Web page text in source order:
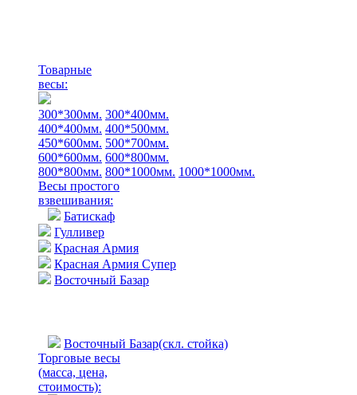
Товарные
весы:
300*300мм. 300*400мм.
400*400мм. 400*500мм.
450*600мм. 500*700мм.
600*600мм. 600*800мм.
800*800мм. 800*1000мм. 1000*1000мм.
Весы простого
взвешивания:
Батискаф
Гулливер
Красная Армия
Красная Армия Супер
Восточный Базар
Восточный Базар(скл. стойка)
Торговые весы
(масса, цена,
стоимость):